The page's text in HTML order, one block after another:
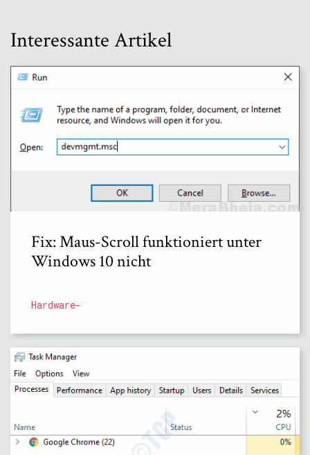
Interessante Artikel
Fix: Maus-Scroll funktioniert unter
Windows 10 nicht
Hardware-